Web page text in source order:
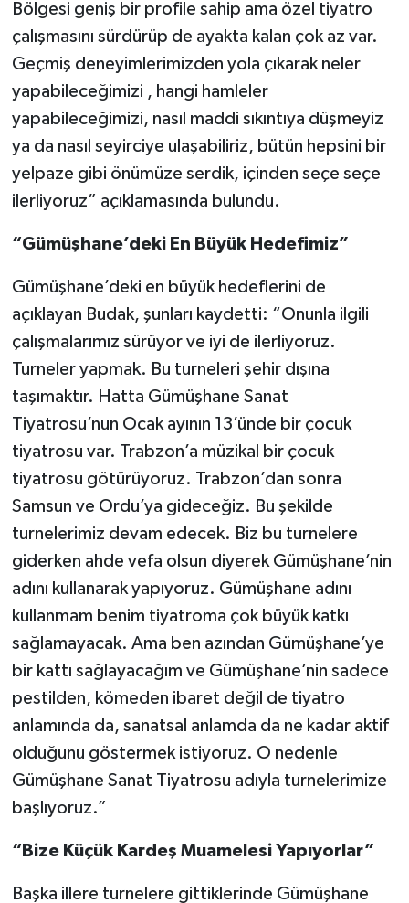
Bölgesi geniş bir profile sahip ama özel tiyatro
çalışmasını sürdürüp de ayakta kalan çok az var.
Geçmiş deneyimlerimizden yola çıkarak neler
yapabileceğimizi , hangi hamleler
yapabileceğimizi, nasıl maddi sıkıntıya düşmeyiz
ya da nasıl seyirciye ulaşabiliriz, bütün hepsini bir
yelpaze gibi önümüze serdik, içinden seçe seçe
ilerliyoruz” açıklamasında bulundu.
“Gümüşhane’deki En Büyük Hedefimiz”
Gümüşhane’deki en büyük hedeflerini de
açıklayan Budak, şunları kaydetti: “Onunla ilgili
çalışmalarımız sürüyor ve iyi de ilerliyoruz.
Turneler yapmak. Bu turneleri şehir dışına
taşımaktır. Hatta Gümüşhane Sanat
Tiyatrosu’nun Ocak ayının 13’ünde bir çocuk
tiyatrosu var. Trabzon’a müzikal bir çocuk
tiyatrosu götürüyoruz. Trabzon’dan sonra
Samsun ve Ordu’ya gideceğiz. Bu şekilde
turnelerimiz devam edecek. Biz bu turnelere
giderken ahde vefa olsun diyerek Gümüşhane’nin
adını kullanarak yapıyoruz. Gümüşhane adını
kullanmam benim tiyatroma çok büyük katkı
sağlamayacak. Ama ben azından Gümüşhane’ye
bir kattı sağlayacağım ve Gümüşhane’nin sadece
pestilden, kömeden ibaret değil de tiyatro
anlamında da, sanatsal anlamda da ne kadar aktif
olduğunu göstermek istiyoruz. O nedenle
Gümüşhane Sanat Tiyatrosu adıyla turnelerimize
başlıyoruz.”
“Bize Küçük Kardeş Muamelesi Yapıyorlar”
Başka illere turnelere gittiklerinde Gümüşhane